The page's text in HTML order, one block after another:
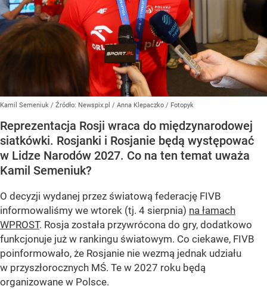
Kamil Semeniuk / Źródło: Newspix.pl / Anna Klepaczko / Fotopyk
Reprezentacja Rosji wraca do międzynarodowej
siatkówki. Rosjanki i Rosjanie będą występować
w Lidze Narodów 2027. Co na ten temat uważa
Kamil Semeniuk?
O decyzji wydanej przez światową federację FIVB
informowaliśmy we wtorek (tj. 4 sierpnia) na łamach
WPROST. Rosja została przywrócona do gry, dodatkowo
funkcjonuje już w rankingu światowym. Co ciekawe, FIVB
poinformowało, że Rosjanie nie wezmą jednak udziału
w przyszłorocznych MŚ. Te w 2027 roku będą
organizowane w Polsce.